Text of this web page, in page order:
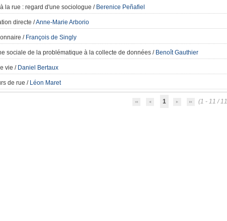
la rue : regard d'une sociologue / Berenice Peñafiel
directe /Anne-Marie Arborio
/ François de Singly
sociale de la problématique à la collecte de données/ Benoît Gauthier
vie / Daniel Bertaux
de rue / Léon Maret
1 (1 - 11 /